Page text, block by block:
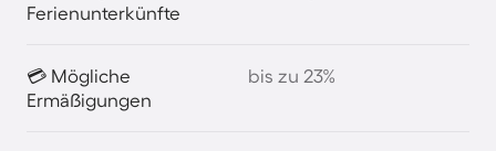
Ferienunterkünfte
💳 Mögliche
Ermäßigungen
bis zu 23%